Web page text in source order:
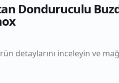
Donduruculu
detaylarını inceleyin ve